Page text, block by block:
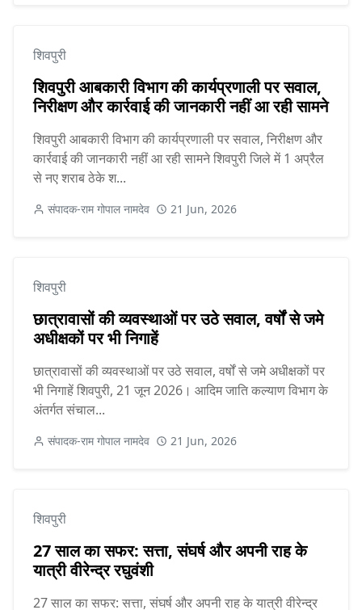
शिवपुरी
शिवपुरी आबकारी विभाग की कार्यप्रणाली पर सवाल,
निरीक्षण और कार्रवाई की जानकारी नहीं आ रही सामने
शिवपुरी आबकारी विभाग की कार्यप्रणाली पर सवाल, निरीक्षण और
कार्रवाई की जानकारी नहीं आ रही सामने शिवपुरी जिले में 1 अप्रैल
से नए शराब ठेके श...
संपादक-राम गोपाल नामदेव 21 Jun, 2026
शिवपुरी
छात्रावासों की व्यवस्थाओं पर उठे सवाल, वर्षों से जमे
अधीक्षकों पर भी निगाहें
छात्रावासों की व्यवस्थाओं पर उठे सवाल, वर्षों से जमे अधीक्षकों पर
भी निगाहें शिवपुरी, 21 जून 2026। आदिम जाति कल्याण विभाग के
अंतर्गत संचाल...
संपादक-राम गोपाल नामदेव 21 Jun, 2026
शिवपुरी
27 साल का सफर: सत्ता, संघर्ष और अपनी राह के
यात्री वीरेन्द्र रघुवंशी
27 साल का सफर: सत्ता, संघर्ष और अपनी राह के यात्री वीरेन्द्र